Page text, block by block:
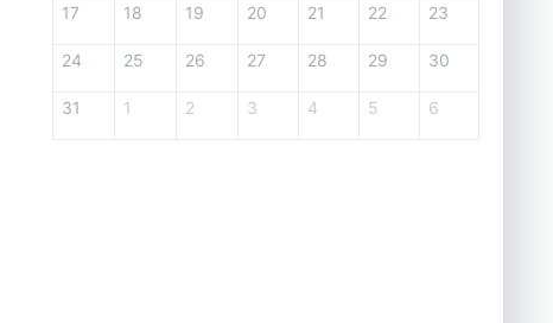
17 18 19 20 21 22 23
24 25 26 27 28 29 30
31 1 2 3 4 5 6